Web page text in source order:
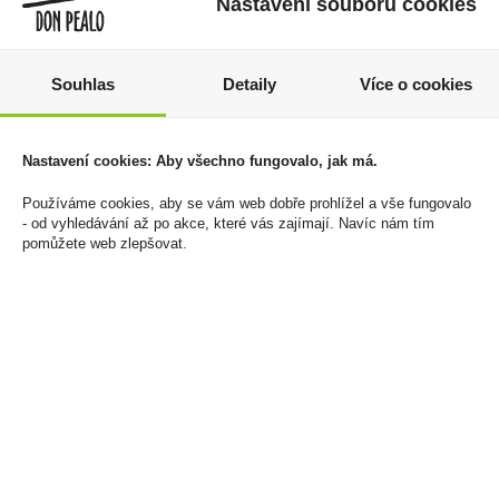
Tabáková náplň Neo
Classic Tobacco U
950 Kč
Cena za:balení (10 ks)
Chianti DOCG Melini
0,75l
149 Kč
Nastavení souborů cookies
Souhlas Detaily Více o cookies
Nastavení cookies: Aby všechno fungovalo, jak má.
Používáme cookies, aby se vám web dobře prohlížel a vše fungovalo
- od vyhledávání až po akce, které vás zajímají. Navíc nám tím
pomůžete web zlepšovat.